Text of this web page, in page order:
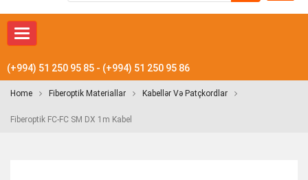
Toggle navigation
(+994) 51 250 95 85 - (+994) 51 250 95 86
Home Fiberoptik Materiallar Kabellər Və Patçkordlar
Fiberoptik FC-FC SM DX 1m Kabel